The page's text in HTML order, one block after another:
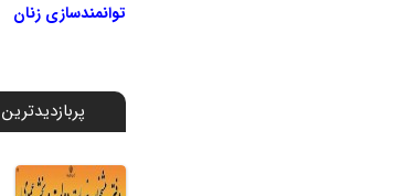
توانمندسازی زنان
پربازدیدترین